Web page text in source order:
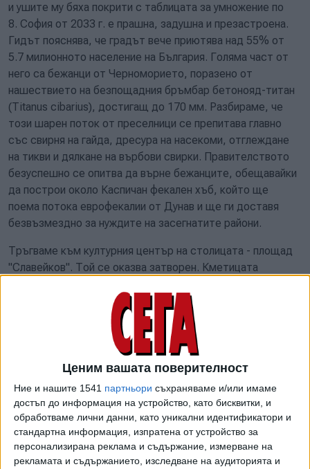
Ценим вашата поверителност
Ние и нашите 1541 партньори съхраняваме и/или имаме
достъп до информация на устройство, като бисквитки, и
обработваме лични данни, като уникални идентификатори и
стандартна информация, изпратена от устройство за
персонализирана реклама и съдържание, измерване на
рекламата и съдържанието, изследване на аудиторията и
и ушите му бяха покрити с таблицата за умножение по
8. София от 2033 г. е прашна, задушна и презастроена.
Гидът пояснява, че градът вече приютява над 55% от
5.7 милионното население на България. Голяма част от
него са бежанци от Черноморието, поразено от
нашествието на безпощадния бръмбар бетонояд-титан
(Titanus cibarius), достигащ до 170 мм. Разбираме, че
този шарен поток от преселници се препитава главно
със свирня на гайда, дресура на насекоми, отглеждане
на тикви и дялкане на върбови свирки. Правителството
безуспешно се опитва да върне бежанците, обещавайки
да построи около Каспичан фекален хъб, който ще
поема потока еврофекалии от Дунав и ще ги доставя
безвъзмездно за нуждите на засегнатите райони.
Тръгваме към културния център на столицата - площад
"Славейков". Той се оказва затворен. Кметицата
Кориолисовото ускорение и либрацията на Луната върху
измятането на трамвайните релси. В тази дейност е
ангажиран и суперкомпютърът на ЕС, инсталиран заедно
с малкия адронен колайдер в тунелите на метрото. До
групата ни от пътешественици във времето доближава
спретнато белобрадо старче, зажадняло за приказки:
- Българите, уважаеми господа, неусетно губят
суверенитета си. Те вече са престанали да бъдат народ
- днес това е една аморфна маса, едно болно стадо -
без общи идеали и цели, с масово умствено оскотяване.